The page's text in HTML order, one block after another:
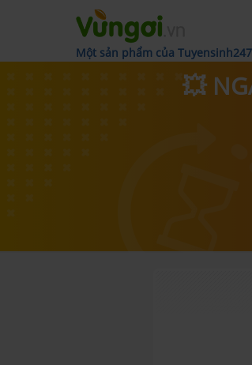
Một sản phẩm của
💥